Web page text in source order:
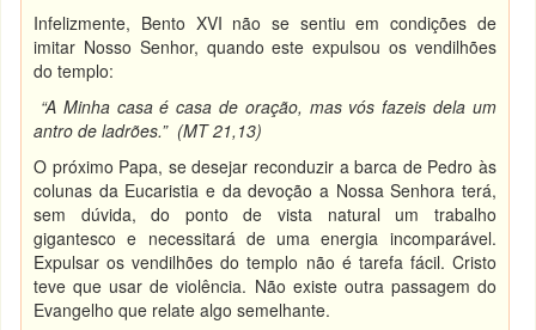
Infelizmente, Bento XVI não se sentiu em condições de
imitar Nosso Senhor, quando este expulsou os vendilhões
do templo:
“A Minha casa é casa de oração, mas vós fazeis dela um
antro de ladrões.” (MT 21,13)
O próximo Papa, se desejar reconduzir a barca de Pedro às
colunas da Eucaristia e da devoção a Nossa Senhora terá,
sem dúvida, do ponto de vista natural um trabalho
gigantesco e necessitará de uma energia incomparável.
Expulsar os vendilhões do templo não é tarefa fácil. Cristo
teve que usar de violência. Não existe outra passagem do
Evangelho que relate algo semelhante.